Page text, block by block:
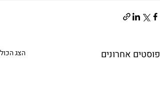
פוסטים אחרונים הצג הכול